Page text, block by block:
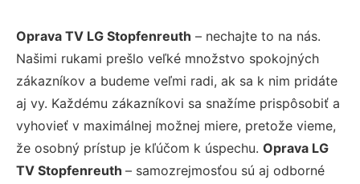
Oprava TV LG Stopfenreuth – nechajte to na nás.
Našimi rukami prešlo veľké množstvo spokojných
zákazníkov a budeme veľmi radi, ak sa k nim pridáte
aj vy. Každému zákazníkovi sa snažíme prispôsobiť a
vyhovieť v maximálnej možnej miere, pretože vieme,
že osobný prístup je kľúčom k úspechu. Oprava LG
TV Stopfenreuth – samozrejmosťou sú aj odborné